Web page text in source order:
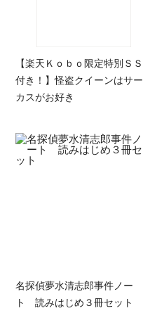
【楽天Ｋｏｂｏ限定特別ＳＳ
付き！】怪盗クイーンはサー
カスがお好き
名探偵夢水清志郎事件ノー
ト 読みはじめ３冊セット